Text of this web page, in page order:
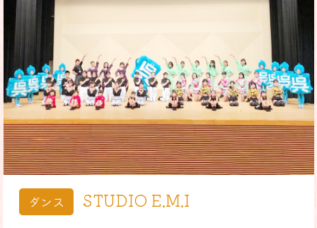
ダンス STUDIO E.M.I